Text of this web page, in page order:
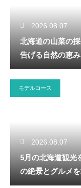
2026.08.07
北海道の山菜の
告げる自然の恵み
モデルコース
2026.08.07
5月の北海道観光
の絶景とグルメ